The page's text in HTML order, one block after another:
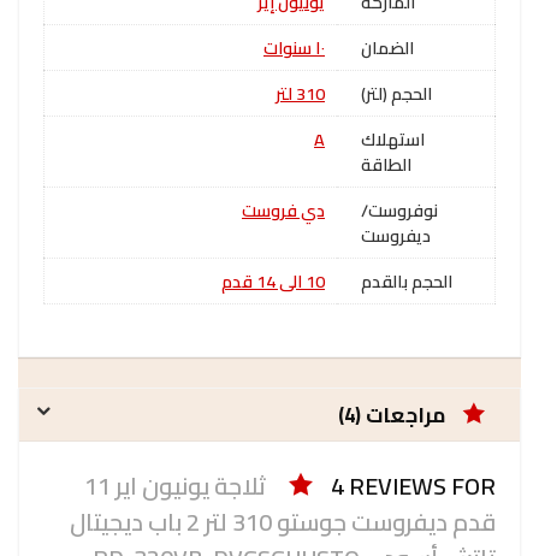
الضمان
١٠ سنوات
الحجم (لتر)
310 لتر
استهلاك
الطاقة
A
نوفروست/
ديفروست
دي فروست
الحجم بالقدم 10 الى 14 قدم
مراجعات (4)
4 REVIEWS FOR
ثلاجة يونيون اير 11
قدم ديفروست جوستو 310 لتر 2 باب ديجيتال